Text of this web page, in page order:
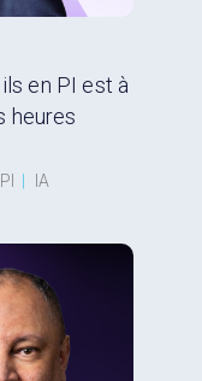
en PI est à
heures
IA